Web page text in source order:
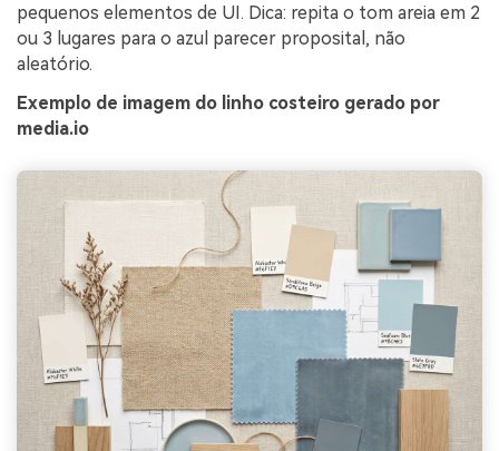
pequenos elementos de UI. Dica: repita o tom areia em 2
ou 3 lugares para o azul parecer proposital, não
aleatório.
Exemplo de imagem do linho costeiro gerado por
media.io